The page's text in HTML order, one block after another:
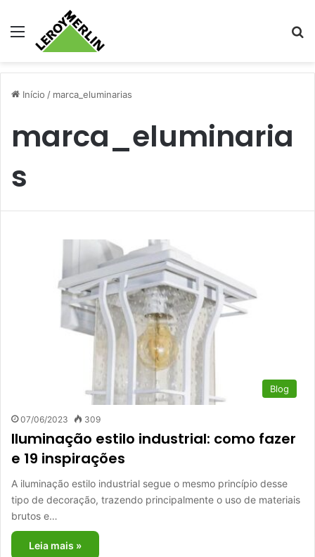
Menu
Início / marca_eluminarias
marca_eluminaria
s
Blog
07/06/2023 309
Iluminação estilo industrial: como fazer
e 19 inspirações
A iluminação estilo industrial segue o mesmo princípio desse
tipo de decoração, trazendo principalmente o uso de materiais
brutos e…
Leia mais »